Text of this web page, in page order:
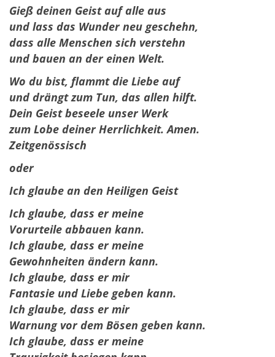
Gieß deinen Geist auf alle aus
und lass das Wunder neu geschehn,
dass alle Menschen sich verstehn
und bauen an der einen Welt.
Wo du bist, flammt die Liebe auf
und drängt zum Tun, das allen hilft.
Dein Geist beseele unser Werk
zum Lobe deiner Herrlichkeit. Amen.
Zeitgenössisch
oder
Ich glaube an den Heiligen Geist
Ich glaube, dass er meine
Vorurteile abbauen kann.
Ich glaube, dass er meine
Gewohnheiten ändern kann.
Ich glaube, dass er mir
Fantasie und Liebe geben kann.
Ich glaube, dass er mir
Warnung vor dem Bösen geben kann.
Ich glaube, dass er meine